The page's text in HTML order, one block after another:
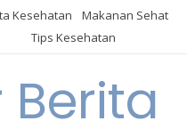
Kesehatan
Makanan Sehat
Tips Kesehatan
Berita